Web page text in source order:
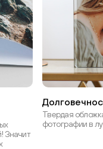
Значит
Твердая
фотографии в